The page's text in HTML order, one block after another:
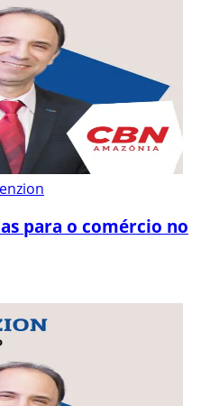
para o comércio no